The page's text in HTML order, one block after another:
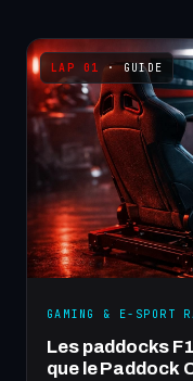
· GUIDE
GAMING & E-SPORT
Les paddocks
que le Paddock